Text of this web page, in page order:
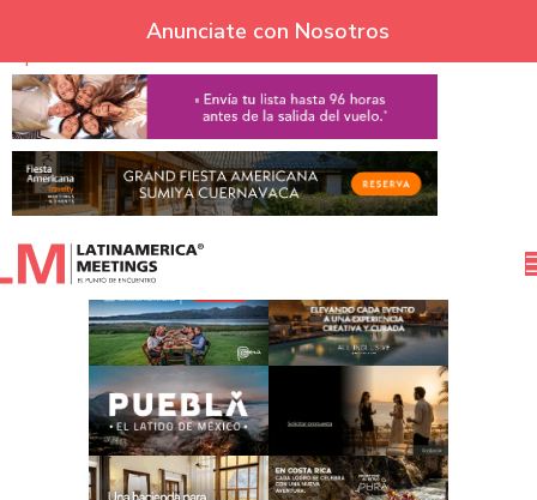
Skip to navigation
Skip to main content
Anunciate con Nosotros